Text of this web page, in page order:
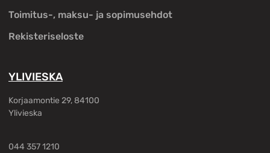
Toimitus-, maksu- ja sopimusehdot
Rekisteriseloste
YLIVIESKA
Korjaamontie 29, 84100
Ylivieska
044 357 1210